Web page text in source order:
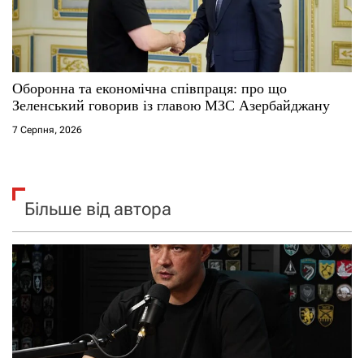
Оборонна та економічна співпраця: про що
Зеленський говорив із главою МЗС Азербайджану
7 Серпня, 2026
Більше від автора